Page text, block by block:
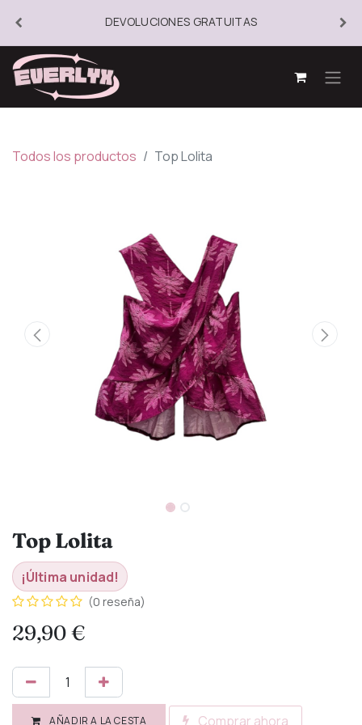
DEVOLUCIONES GRATUITAS
Todos los productos Top Lolita
Top Lolita
¡Última unidad!
(0 reseña)
29,90€
AÑADIR A LA CESTA Comprar ahora